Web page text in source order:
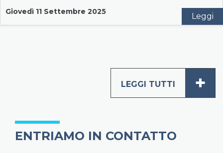
Giovedì 11 Settembre 2025 Leggi
LEGGI TUTTI +
ENTRIAMO IN CONTATTO